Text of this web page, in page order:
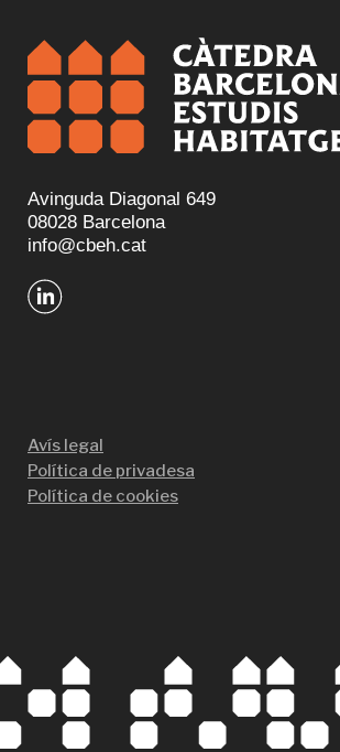
Avinguda Diagonal 649
08028 Barcelona
info@cbeh.cat
Avís legal
Política de privadesa
Política de cookies